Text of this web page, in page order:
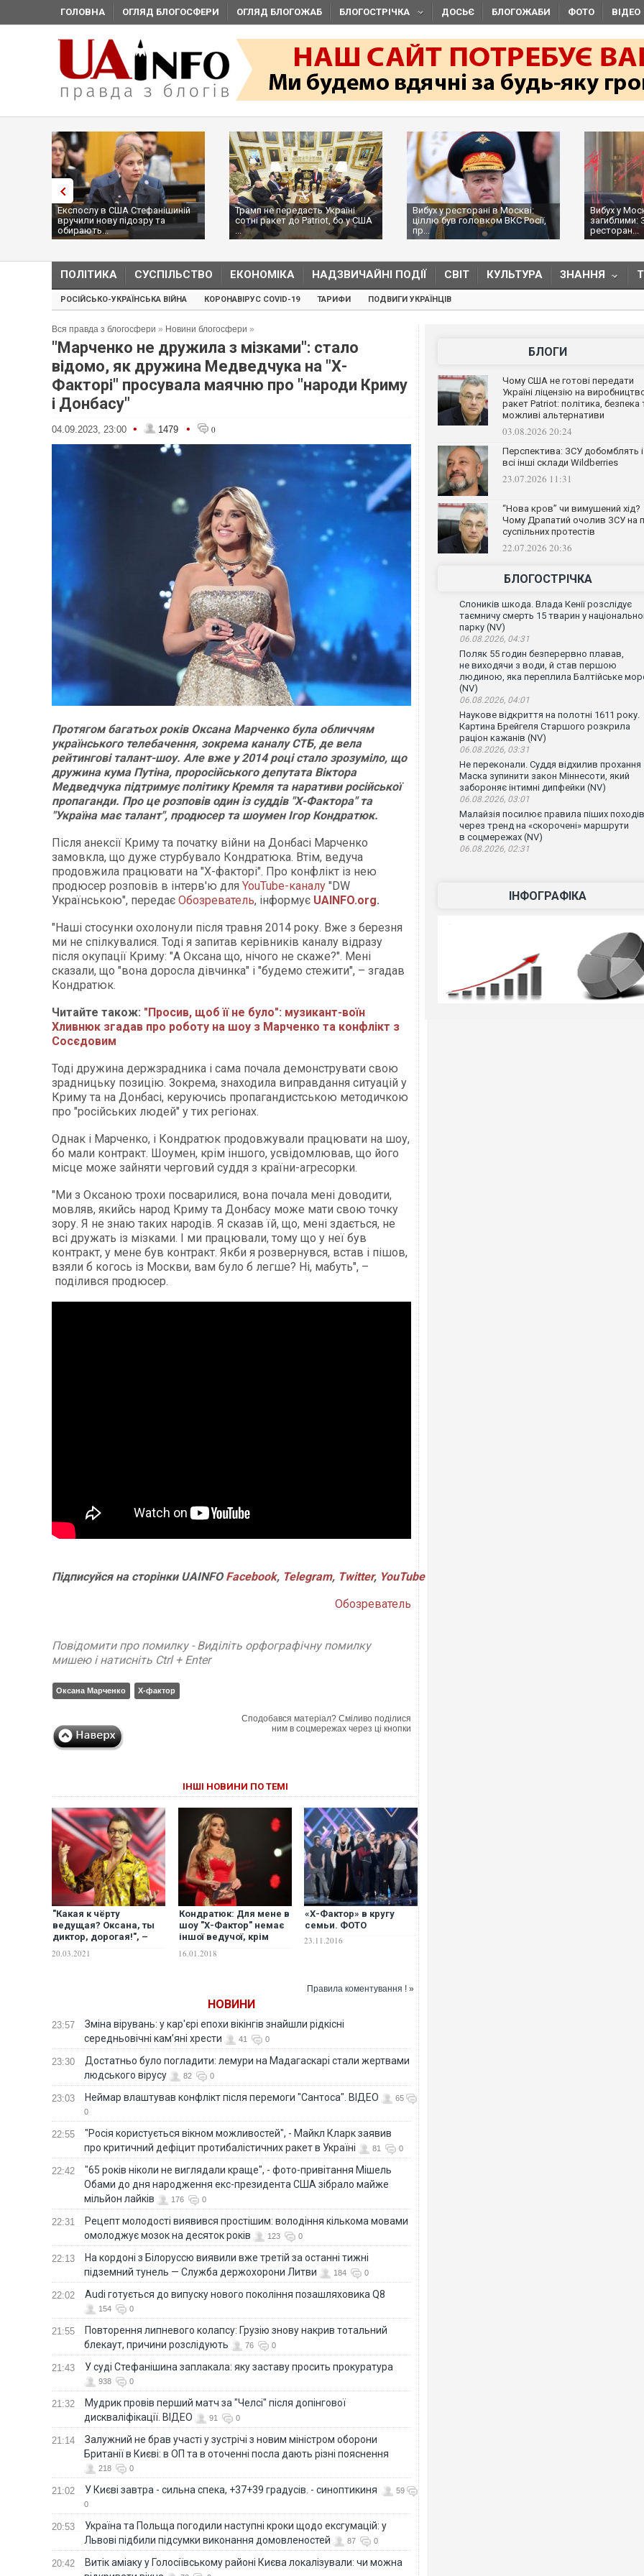
ГОЛОВНА ОГЛЯД БЛОГОСФЕРИ ОГЛЯД БЛОГОЖАБ БЛОГОСТРІЧКА ДОСЬЄ БЛОГОЖАБИ ФОТО ВІДЕО
Експослу в США Стефанішиній
вручили нову підозру та
обирають...
Трамп не передасть Україні
сотні ракет до Patriot, бо у США
...
Вибух у ресторані в Москві:
ціллю був головком ВКС Росії,
пр...
Вибух у
загиблими:
ресторан...
ПОЛІТИКА СУСПІЛЬСТВО ЕКОНОМІКА НАДЗВИЧАЙНІ ПОДІЇ СВІТ КУЛЬТУРА ЗНАННЯ
РОСІЙСЬКО-УКРАЇНСЬКА ВІЙНА КОРОНАВІРУС COVID-19 ТАРИФИ ПОДВИГИ УКРАЇНЦІВ
Вся правда з блогосфери » Новини блогосфери »
"Марченко не дружила з мізками": стало
відомо, як дружина Медведчука на "Х-
Факторі" просувала маячню про "народи Криму
і Донбасу"
04.09.2023, 23:00 • 1479 • 0
Протягом багатьох років Оксана Марченко була обличчям
українського телебачення, зокрема каналу СТБ, де вела
рейтингові талант-шоу. Але вже у 2014 році стало зрозуміло, що
дружина кума Путіна, проросійського депутата Віктора
Медведчука підтримує політику Кремля та наративи російської
пропаганди. Про це розповів один із суддів "Х-Фактора" та
"Україна має талант", продюсер та шоумен Ігор Кондратюк.
Після анексії Криму та початку війни на Донбасі Марченко
замовкла, що дуже стурбувало Кондратюка. Втім, ведуча
продовжила працювати на "Х-факторі". Про конфлікт із нею
продюсер розповів в інтерв'ю для YouTube-каналу "DW
Українською", передає Обозреватель, інформує UAINFO.org.
"Наші стосунки охолонули після травня 2014 року. Вже з березня
ми не спілкувалися. Тоді я запитав керівників каналу відразу
після окупації Криму: "А Оксана що, нічого не скаже?". Мені
сказали, що "вона доросла дівчинка" і "будемо стежити", – згадав
Кондратюк.
Читайте також: "Просив, щоб її не було": музикант-воїн
Хливнюк згадав про роботу на шоу з Марченко та конфлікт з
Сосєдовим
Тоді дружина держзрадника і сама почала демонструвати свою
зрадницьку позицію. Зокрема, знаходила виправдання ситуацій у
Криму та на Донбасі, керуючись пропагандистською методичкою
про "російських людей" у тих регіонах.
Однак і Марченко, і Кондратюк продовжували працювати на шоу,
бо мали контракт. Шоумен, крім іншого, усвідомлював, що його
місце може зайняти черговий суддя з країни-агресорки.
"Ми з Оксаною трохи посварилися, вона почала мені доводити,
мовляв, якийсь народ Криму та Донбасу може мати свою точку
зору. Я не знаю таких народів. Я сказав їй, що, мені здається, не
всі дружать із мізками. І ми працювали, тому що у неї був
контракт, у мене був контракт. Якби я розвернувся, встав і пішов,
взяли б когось із Москви, вам було б легше? Ні, мабуть", –
поділився продюсер.
Підписуйся на сторінки UAINFO Facebook, Telegram, Twitter, YouTube
Обозреватель
Повідомити про помилку - Виділіть орфографічну помилку
мишею і натисніть Ctrl + Enter
Оксана Марченко Х-фактор
Сподобався матеріал? Сміливо поділися
ним в соцмережах через ці кнопки
ІНШІ НОВИНИ ПО ТЕМІ
"Какая к чёрту
ведущая? Оксана, ты
диктор, дорогая!", –
рассказал о жадности
20.03.2021
Кондратюк: Для мене в
шоу "Х-Фактор" немає
іншої ведучої, крім
16.01.2018
«Х-Фактор» в кругу
семьи. ФОТО
23.11.2016
Правила коментування ! »
НОВИНИ
23:57
Зміна вірувань: у кар'єрі епохи вікінгів знайшли рідкісні
середньовічні кам’яні хрести
41 0
23:30
Достатньо було погладити: лемури на Мадагаскарі стали жертвами
людського вірусу
82 0
23:03 Неймар влаштував конфлікт після перемоги "Сантоса". ВІДЕО
65
0
22:55
"Росія користується вікном можливостей", - Майкл Кларк заявив
про критичний дефіцит протибалістичних ракет в Україні
81 0
22:42
"65 років ніколи не виглядали краще", - фото-привітання Мішель
Обами до дня народження екс-президента США зібрало майже
мільйон лайків
176 0
22:31
Рецепт молодості виявився простішим: володіння кількома мовами
омолоджує мозок на десяток років
123 0
22:13
На кордоні з Білоруссю виявили вже третій за останні тижні
підземний тунель — Служба держохорони Литви
184 0
22:02 Audi готується до випуску нового покоління позашляховика Q8
154 0
21:55
Повторення липневого колапсу: Грузію знову накрив тотальний
блекаут, причини розслідують
76 0
21:43 У суді Стефанішина заплакала: яку заставу просить прокуратура
938 0
21:32
Мудрик провів перший матч за "Челсі" після допінгової
дискваліфікації. ВІДЕО
91 0
21:14
Залужний не брав участі у зустрічі з новим міністром оборони
Британії в Києві: в ОП та в оточенні посла дають різні пояснення
218 0
21:02 У Києві завтра - сильна спека, +37+39 градусів. - синоптикиня
59
0
20:53
Україна та Польща погодили наступні кроки щодо ексгумацій: у
Львові підбили підсумки виконання домовленостей
87 0
20:42
Витік аміаку у Голосіївському районі Києва локалізували: чи можна
БЛОГИ
Чому США не готові передати
Україні ліцензію на
ракет Patriot: політика, безпека
можливі альтернативи
03.08.2026 20:24
Перспектива: ЗСУ добомблять і
всі інші склади Wildberries
23.07.2026 11:31
“Нова кров” чи вимушений хід?
Чому Драпатий очолив ЗСУ на
суспільних протестів
22.07.2026 20:36
БЛОГОСТРІЧКА
Слоників шкода. Влада Кенії розслідує
таємничу смерть 15 тварин у
парку (NV)
06.08.2026, 04:31
Поляк 55 годин безперервно плавав,
не виходячи з води, й став першою
людиною, яка переплила Балтійське
(NV)
06.08.2026, 04:01
Наукове відкриття на полотні 1611 року.
Картина Брейгеля Старшого розкрила
раціон кажанів (NV)
06.08.2026, 03:31
Не переконали. Суддя відхилив прохання
Маска зупинити закон Міннесоти, який
забороняє інтимні дипфейки (NV)
06.08.2026, 03:01
Малайзія посилює правила піших походів
через тренд на «скорочені» маршрути
в соцмережах (NV)
06.08.2026, 02:31
ІНФОГРАФІКА